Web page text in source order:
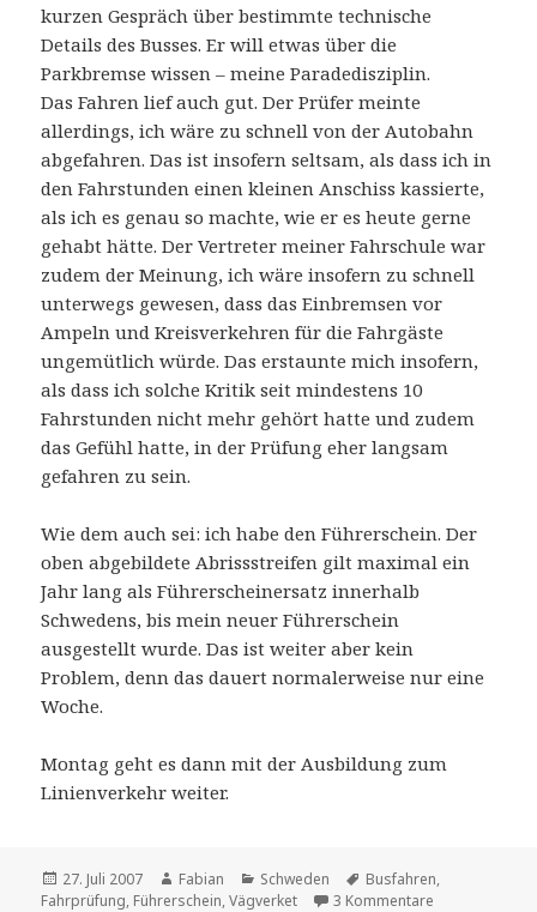
kurzen Gespräch über bestimmte technische
Details des Busses. Er will etwas über die
Parkbremse wissen – meine Paradedisziplin.
Das Fahren lief auch gut. Der Prüfer meinte
allerdings, ich wäre zu schnell von der Autobahn
abgefahren. Das ist insofern seltsam, als dass ich in
den Fahrstunden einen kleinen Anschiss kassierte,
als ich es genau so machte, wie er es heute gerne
gehabt hätte. Der Vertreter meiner Fahrschule war
zudem der Meinung, ich wäre insofern zu schnell
unterwegs gewesen, dass das Einbremsen vor
Ampeln und Kreisverkehren für die Fahrgäste
ungemütlich würde. Das erstaunte mich insofern,
als dass ich solche Kritik seit mindestens 10
Fahrstunden nicht mehr gehört hatte und zudem
das Gefühl hatte, in der Prüfung eher langsam
gefahren zu sein.
Wie dem auch sei: ich habe den Führerschein. Der
oben abgebildete Abrissstreifen gilt maximal ein
Jahr lang als Führerscheinersatz innerhalb
Schwedens, bis mein neuer Führerschein
ausgestellt wurde. Das ist weiter aber kein
Problem, denn das dauert normalerweise nur eine
Woche.
Montag geht es dann mit der Ausbildung zum
Linienverkehr weiter.
Veröffentlicht
am
27. Juli 2007 Autor
Fabian Kategorien
Schweden Schlagwörter
Busfahren,
Fahrprüfung, Führerschein,Vägverket 3 Kommentare